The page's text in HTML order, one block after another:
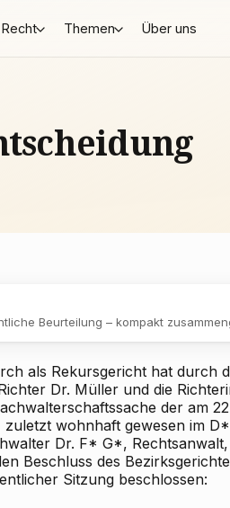
Recht Themen Über uns
Beurteilung – kompakt
als Rekursgericht hat durch
Dr. Müller und die
der am
zuletzt wohnhaft gewesen im
Dr. F* G*,
Beschluss des
Sitzung beschlossen: